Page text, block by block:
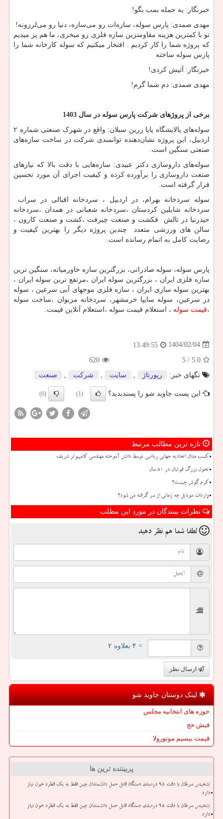
خبرنگار: یه جمله بمب بگو!
مهدی صمدی: پارس سوله، سازه‌ات رو می‌سازه، دنیا رو می‌لرزونه!
تو با کمترین هزینه مقاومترین سازه فلزی رو میخری، ما هم پز میدیم
که پروژه شما را کار کردیم . افتخار میکنیم که سوله کارخانه شما را
پارس سوله ساخته
خبرنگار: آتیش کردی!
مهدی صمدی: دم شما گرم!
برخی از پروژهای شرکت پارس سوله در سال 1403
سوله‌های پالایشگاه پایا زرین سبلان: واقع در شهرک صنعتی شماره ۲
اردبیل، این پروژه نشان‌دهنده توانمندی شرکت در ساخت سازه‌های
صنعتی سنگین است.
سوله‌های داروسازی دکتر عبیدی: سازه‌هایی با دقت بالا که نیازهای
صنعت داروسازی را برآورده کرده و کیفیت اجرای آن مورد تحسین
قرار گرفته است.
سوله سردخانه بهرام، در اردبیل ، سردخانه اقبالی در سراب
سردخانه شایلین کردستان ،سردخانه شعبانی در همدان ،سردخانه
حیدرنیا در تالش فکشت و صنعت چیرفت ،کشت و صنعت کارون ،
سالن های ورزشی متعدد چندین پروژه دیگر را بهترین کیفیت و
رضایت کامل به اتمام رسانده است.
پارس سوله، سوله صادراتی، بزرگترین سازه خاورمیانه، سنگین ترین
سازه فلزی ایران ، بزرگترین سوله ایران ،مرتفع ترین سوله ایران ،
بهترین سوله سازی ایران ، سازه فلزی موجهای آبی سرعین ، سوله
در سرعین، سوله سایپا خرمشهر، سردخانه مریوان ،ساخت سوله
،قیمت سوله ، استعلام قیمت سوله ،استعلام آنلاین قیمت.
1404/02/04
13:49:55
5.0
/ 5
620
تگهای خبر:
رپورتاژ سایت شركت صنعت
این پست جاوید شو را پسندیدید؟ (1)
(0)
تازه ترین مطالب مرتبط
کسب مدال اتحادیه جهانی ریاضی توسط دانش آموخته مهندسی کامپیوتر شریف
تحول بزرگ فوتبال در ۵۰ سال
کرم گوش چیست؟
واردات موبایل چه زمانی از سر گرفته می شود؟
نظرات بینندگان در مورد این مطلب
لطفا شما هم نظر دهید
= ۴ بعلاوه ۲
ارسال نظر
لینک دوستان جاوید شو
حوزه های انتخابیه مجلس
فیش حج
قیمت بیسیم موتورولا
پربیننده ترین ها
تشخیص سرطان با دقت ۹۵ درصدی دستگاه قابل حمل دانشمندان چین فقط به یک قطره خون نیاز
دارد
تشخیص سرطان با دقت ۹۵ درصدی دستگاه قابل حمل دانشمندان چین فقط به یک قطره خون نیاز
دارد